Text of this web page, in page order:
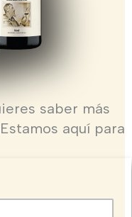
saber más
aquí para